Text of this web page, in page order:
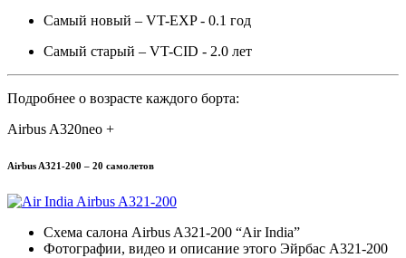
Самый новый – VT-EXP - 0.1 год
Самый старый – VT-CID - 2.0 лет
Подробнее о возрасте каждого борта:
Airbus A320neo +
Airbus A321-200 – 20 самолетов
Схема салона Airbus A321-200 “Air India”
Фотографии, видео и описание этого Эйрбас A321-200